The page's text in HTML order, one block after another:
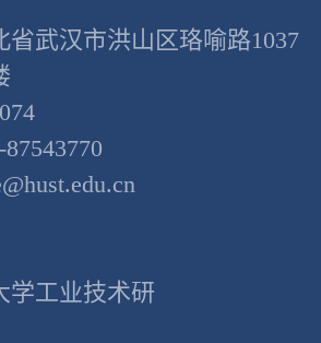
省武汉市洪山区珞喻路1037
学工业技术研